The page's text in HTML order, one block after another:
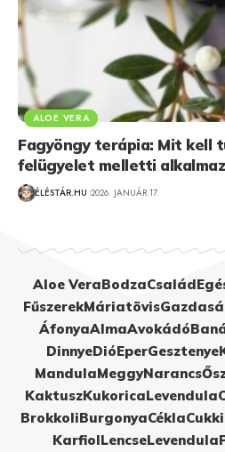
ALOE VERA
Fagyöngy terápia: Mit kell
felügyelet melletti
ÉLÉSTÁR.HU 2026. JANUÁR 17.
Aloe VeraBodzaCsalád
FűszerekMáriatövis
ÁfonyaAlmaAvokádó
DinnyeDióEperGesztenye
MandulaMeggyNarancs
KaktuszKukoricaLevendula
BrokkoliBurgonyaCékla
KarfiolLencseLevendula